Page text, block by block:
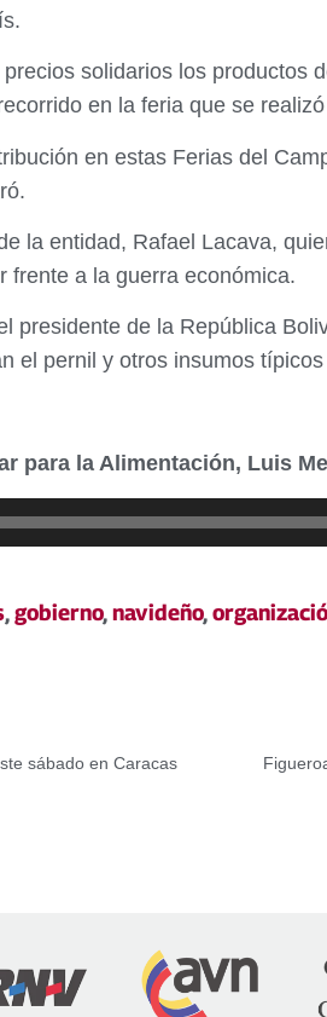
solidarios los
en la feria que se
en estas Ferias del
la entidad, Rafael Lacava,
frente a la guerra económica.
presidente de la República
el pernil y otros insumos
para la Alimentación, Luis
,gobierno,navideño,
sábado en Caracas